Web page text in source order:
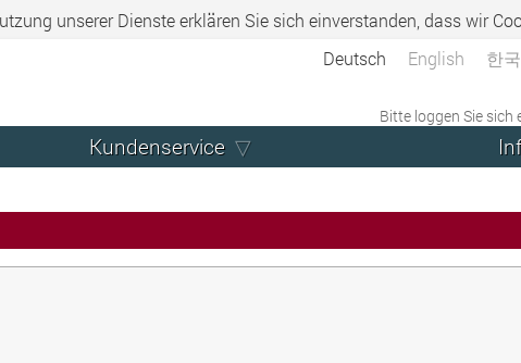
unserer Dienste erklären Sie sich einverstanden, dass wir
Deutsch English 한
Bitte loggen Sie sich
Kundenservice